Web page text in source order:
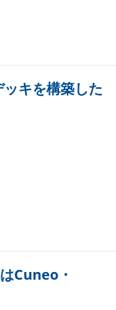
キを構築した
Cuneo・